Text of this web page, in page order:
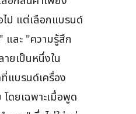
ป แต่เลือกแบรนด์
ละ "ความรู้สึก
ยเป็นหนึ่งใน
แบรนด์เครื่อง
ดยเฉพาะเมื่อพูด